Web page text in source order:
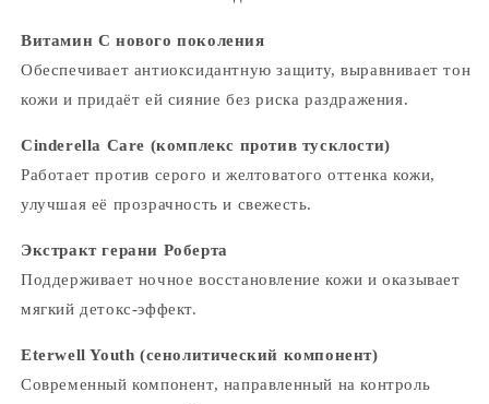
Витамин C нового поколения
Обеспечивает антиоксидантную защиту, выравнивает тон
кожи и придаёт ей сияние без риска раздражения.
Cinderella Care (комплекс против тусклости)
Работает против серого и желтоватого оттенка кожи,
улучшая её прозрачность и свежесть.
Экстракт герани Роберта
Поддерживает ночное восстановление кожи и оказывает
мягкий детокс-эффект.
Eterwell Youth (сенолитический компонент)
Современный компонент, направленный на контроль